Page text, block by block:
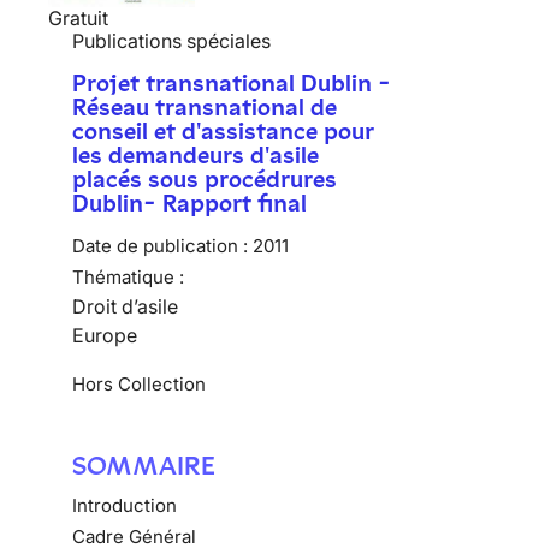
Gratuit
Publications spéciales
Projet transnational Dublin -
Réseau transnational de
conseil et d'assistance pour
les demandeurs d'asile
placés sous procédrures
Dublin- Rapport final
Date de publication : 2011
Thématique :
Droit d’asile
Europe
Hors Collection
SOMMAIRE
Introduction
Cadre Général